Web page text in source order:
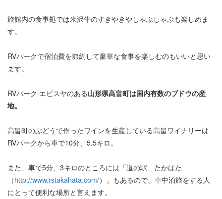
旅館内の食事処では米沢牛のすきやきやしゃぶしゃぶも楽しめま
す。
RVパークで宿泊費を節約して豪華な食事を楽しむのもいいと思い
ます。
RVパーク エビスヤのある山形県高畠町は国内有数のブドウの産
地。
高畠町のぶどうで作ったワインを生産している高畠ワイナリーは
RVパークから車で10分、5.5キロ。
また、車で5分、3キロのところには「道の駅 たかはた
（http://www.rstakahata.com/）」もあるので、車中泊旅をする人
にとって便利な場所と言えます。